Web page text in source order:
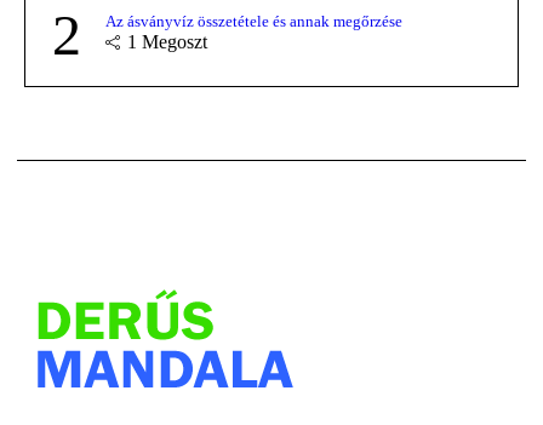
2 Az ásványvíz összetétele és annak megőrzése
1 Megoszt